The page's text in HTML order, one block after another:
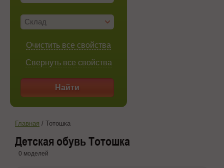
Склад
Очистить все свойства
Свернуть все свойства
Найти
Главная / Тотошка
Детская обувь Тотошка
0 моделей